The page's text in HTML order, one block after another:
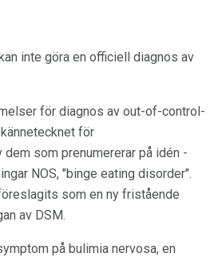
inte göra en officiell diagnos av
för diagnos av out-of-control-
för
som prenumererar på idén -
NOS, "binge eating disorder".
som en ny fristående
av DSM.
på bulimia nervosa, en